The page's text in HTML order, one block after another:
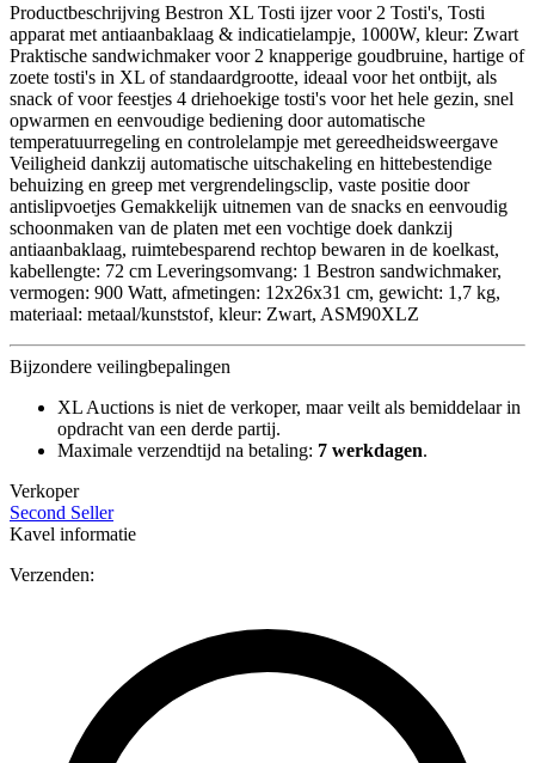
Productbeschrijving Bestron XL Tosti ijzer voor 2 Tosti's, Tosti
apparat met antiaanbaklaag & indicatielampje, 1000W, kleur: Zwart
Praktische sandwichmaker voor 2 knapperige goudbruine, hartige of
zoete tosti's in XL of standaardgrootte, ideaal voor het ontbijt, als
snack of voor feestjes 4 driehoekige tosti's voor het hele gezin, snel
opwarmen en eenvoudige bediening door automatische
temperatuurregeling en controlelampje met gereedheidsweergave
Veiligheid dankzij automatische uitschakeling en hittebestendige
behuizing en greep met vergrendelingsclip, vaste positie door
antislipvoetjes Gemakkelijk uitnemen van de snacks en eenvoudig
schoonmaken van de platen met een vochtige doek dankzij
antiaanbaklaag, ruimtebesparend rechtop bewaren in de koelkast,
kabellengte: 72 cm Leveringsomvang: 1 Bestron sandwichmaker,
vermogen: 900 Watt, afmetingen: 12x26x31 cm, gewicht: 1,7 kg,
materiaal: metaal/kunststof, kleur: Zwart, ASM90XLZ
Bijzondere veilingbepalingen
XL Auctions is niet de verkoper, maar veilt als bemiddelaar in
opdracht van een derde partij.
Maximale verzendtijd na betaling: 7 werkdagen.
Verkoper
Second Seller
Kavel informatie
Verzenden: